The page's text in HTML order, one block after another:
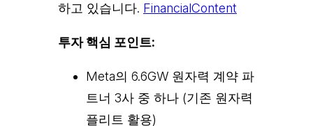
하고 있습니다. FinancialContent
투자 핵심 포인트:
Meta의 6.6GW 원자력 계약 파
트너 3사 중 하나 (기존 원자력
플리트 활용)